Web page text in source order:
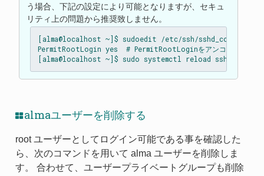
う場合、下記の設定により可能となりますが、セキュ
リティ上の問題から推奨致しません。
[alma@localhost ~]$ sudoedit /etc/ssh/sshd_config
PermitRootLogin yes  # PermitRootLoginをアンコメントし
almaユーザーを削除する
root ユーザーとしてログイン可能である事を確認した
ら、次のコマンドを用いて alma ユーザーを削除しま
す。 合わせて、ユーザープライベートグループも削除